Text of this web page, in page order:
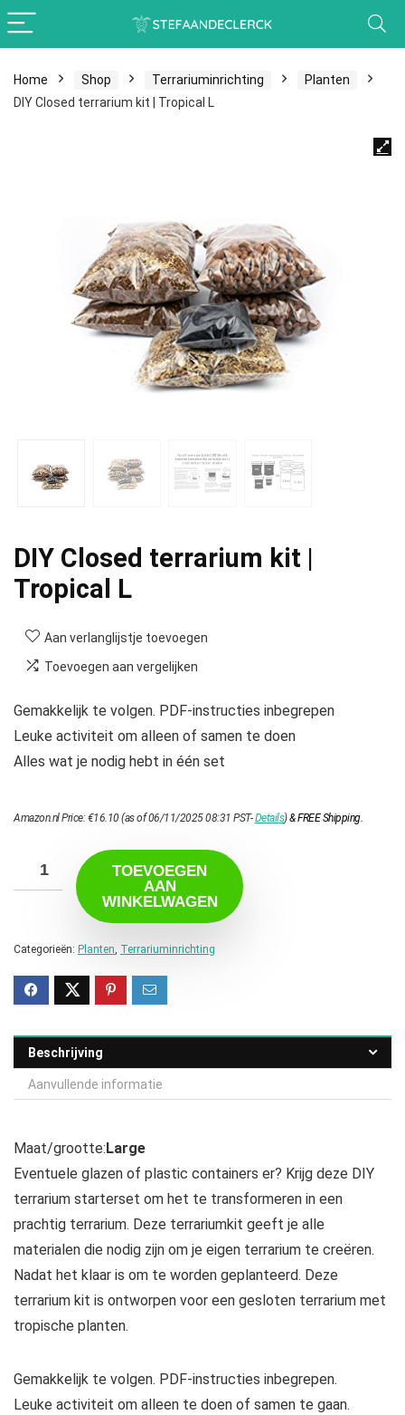
Home Shop Terrariuminrichting
Planten
DIY Closed terrarium kit | Tropical L
DIY Closed terrarium kit |
Tropical L
Aan verlanglijstje toevoegen
Toevoegen aan vergelijken
Gemakkelijk te volgen. PDF-instructies inbegrepen
Leuke activiteit om alleen of samen te doen
Alles wat je nodig hebt in één set
Amazon.nl Price:€16.10(as of 06/11/2025 08:31 PST-Details)&FREE Shipping.
TOEVOEGEN
AAN
WINKELWAGEN
Categorieën: Planten, Terrariuminrichting
Beschrijving
Aanvullende informatie
Maat/grootte:Large
Eventuele glazen of plastic containers er? Krijg deze DIY
terrarium starterset om het te transformeren in een
prachtig terrarium. Deze terrariumkit geeft je alle
materialen die nodig zijn om je eigen terrarium te creëren.
Nadat het klaar is om te worden geplanteerd. Deze
terrarium kit is ontworpen voor een gesloten terrarium met
tropische planten.
Gemakkelijk te volgen. PDF-instructies inbegrepen.
Leuke activiteit om alleen te doen of samen te gaan.